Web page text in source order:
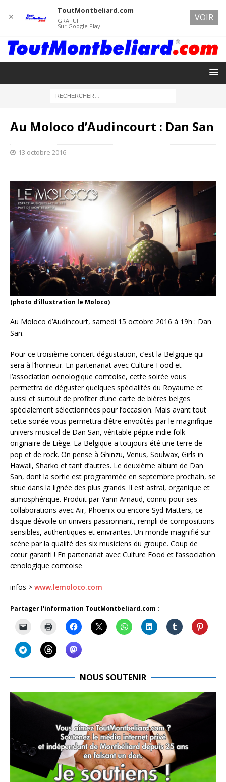
Au Moloco d’Audincourt : Dan San
13 octobre 2016
(photo d'illustration le Moloco)
Au Moloco d’Audincourt, samedi 15 octobre 2016 à 19h : Dan
San.
Pour ce troisième concert dégustation, c’est la Belgique qui
sera à l’honneur. En partenariat avec Culture Food et
l’association oenologique comtoise, cette soirée vous
permettra de déguster quelques spécialités du Royaume et
aussi et surtout de profiter d’une carte de bières belges
spécialement sélectionnées pour l’occasion. Mais avant tout
cette soirée vous permettra d’être envoûtés par le magnifique
univers musical de Dan San, véritable pépite indie folk
originaire de Liège. La Belgique a toujours été une terre de
pop et de rock. On pense à Ghinzu, Venus, Soulwax, Girls in
Hawaii, Sharko et tant d’autres. Le deuxième album de Dan
San, dont la sortie est programmée en septembre prochain, se
situe dans la lignée des plus grands. Il est astral, organique et
atmosphérique. Produit par Yann Arnaud, connu pour ses
collaborations avec Air, Phoenix ou encore Syd Matters, ce
disque dévoile un univers passionnant, rempli de compositions
sensibles, authentiques et enivrantes. Un monde magnifié sur
scène par la qualité des six musiciens du groupe. Coup de
cœur garanti ! En partenariat avec Culture Food et l’association
œnologique comtoise
infos > www.lemoloco.com
Partager l'information ToutMontbeliard.com :
NOUS SOUTENIR
✕
ToutMontbeliard.com
GRATUIT
Sur Google Play
VOIR